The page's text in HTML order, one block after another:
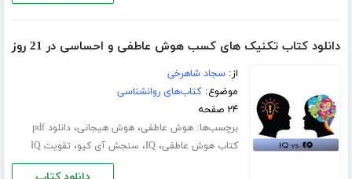
دانلود کتاب تکنیک های کسب هوش عاطفی و احساسی در 21 روز
از:سجاد شاهرخی
موضوع:کتاب‌های روانشناسی
۲۴ صفحه
برچسب‌ها:هوش عاطفی،هوش هیجانی،
دانلود pdf
کتاب هوش عاطفی،IQ، سنجش آی کیو، تقویت IQ